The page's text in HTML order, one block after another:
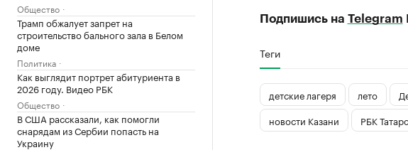
Общество
Трамп обжалует запрет на
строительство бального зала в Белом
доме
Политика
Как выглядит портрет абитуриента в
2026 году. Видео РБК
Общество
В США рассказали, как помогли
снарядам из Сербии попасть на
Украину
Подпишись на Telegram
Теги
детские лагеря лето
новости Казани
РБК